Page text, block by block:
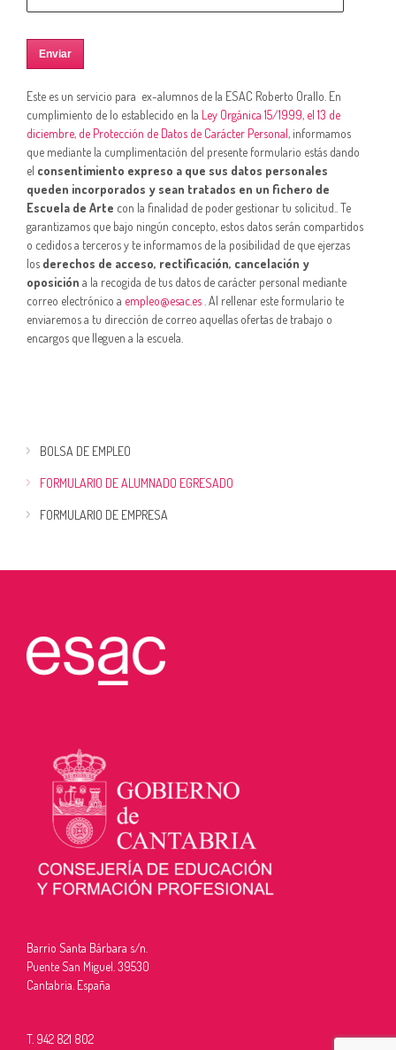
Este es un servicio para ex-alumnos de la ESAC Roberto Orallo. En
cumplimiento de lo establecido en la Ley Orgánica 15/1999, el 13 de
diciembre, de Protección de Datos de Carácter Personal, informamos
que mediante la cumplimentación del presente formulario estás dando
el consentimiento expreso a que sus datos personales
queden incorporados y sean tratados en un fichero de
Escuela de Arte con la finalidad de poder gestionar tu solicitud.. Te
garantizamos que bajo ningún concepto, estos datos serán compartidos
o cedidos a terceros y te informamos de la posibilidad de que ejerzas
los derechos de acceso, rectificación, cancelación y
oposición a la recogida de tus datos de carácter personal mediante
correo electrónico a empleo@esac.es . Al rellenar este formulario te
enviaremos a tu dirección de correo aquellas ofertas de trabajo o
encargos que lleguen a la escuela.
BOLSA DE EMPLEO
FORMULARIO DE ALUMNADO EGRESADO
FORMULARIO DE EMPRESA
Barrio Santa Bárbara s/n.
Puente San Miguel. 39530
Cantabria. España
T. 942 821 802